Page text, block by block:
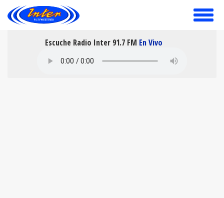
toggle
Escuche Radio Inter 91.7 FM En Vivo